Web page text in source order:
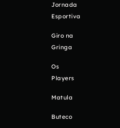
Jornada
Esportiva
Giro na
Gringa
Os
Players
Matula
Buteco